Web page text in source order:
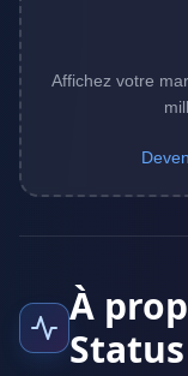
Affichez votre
À
Status